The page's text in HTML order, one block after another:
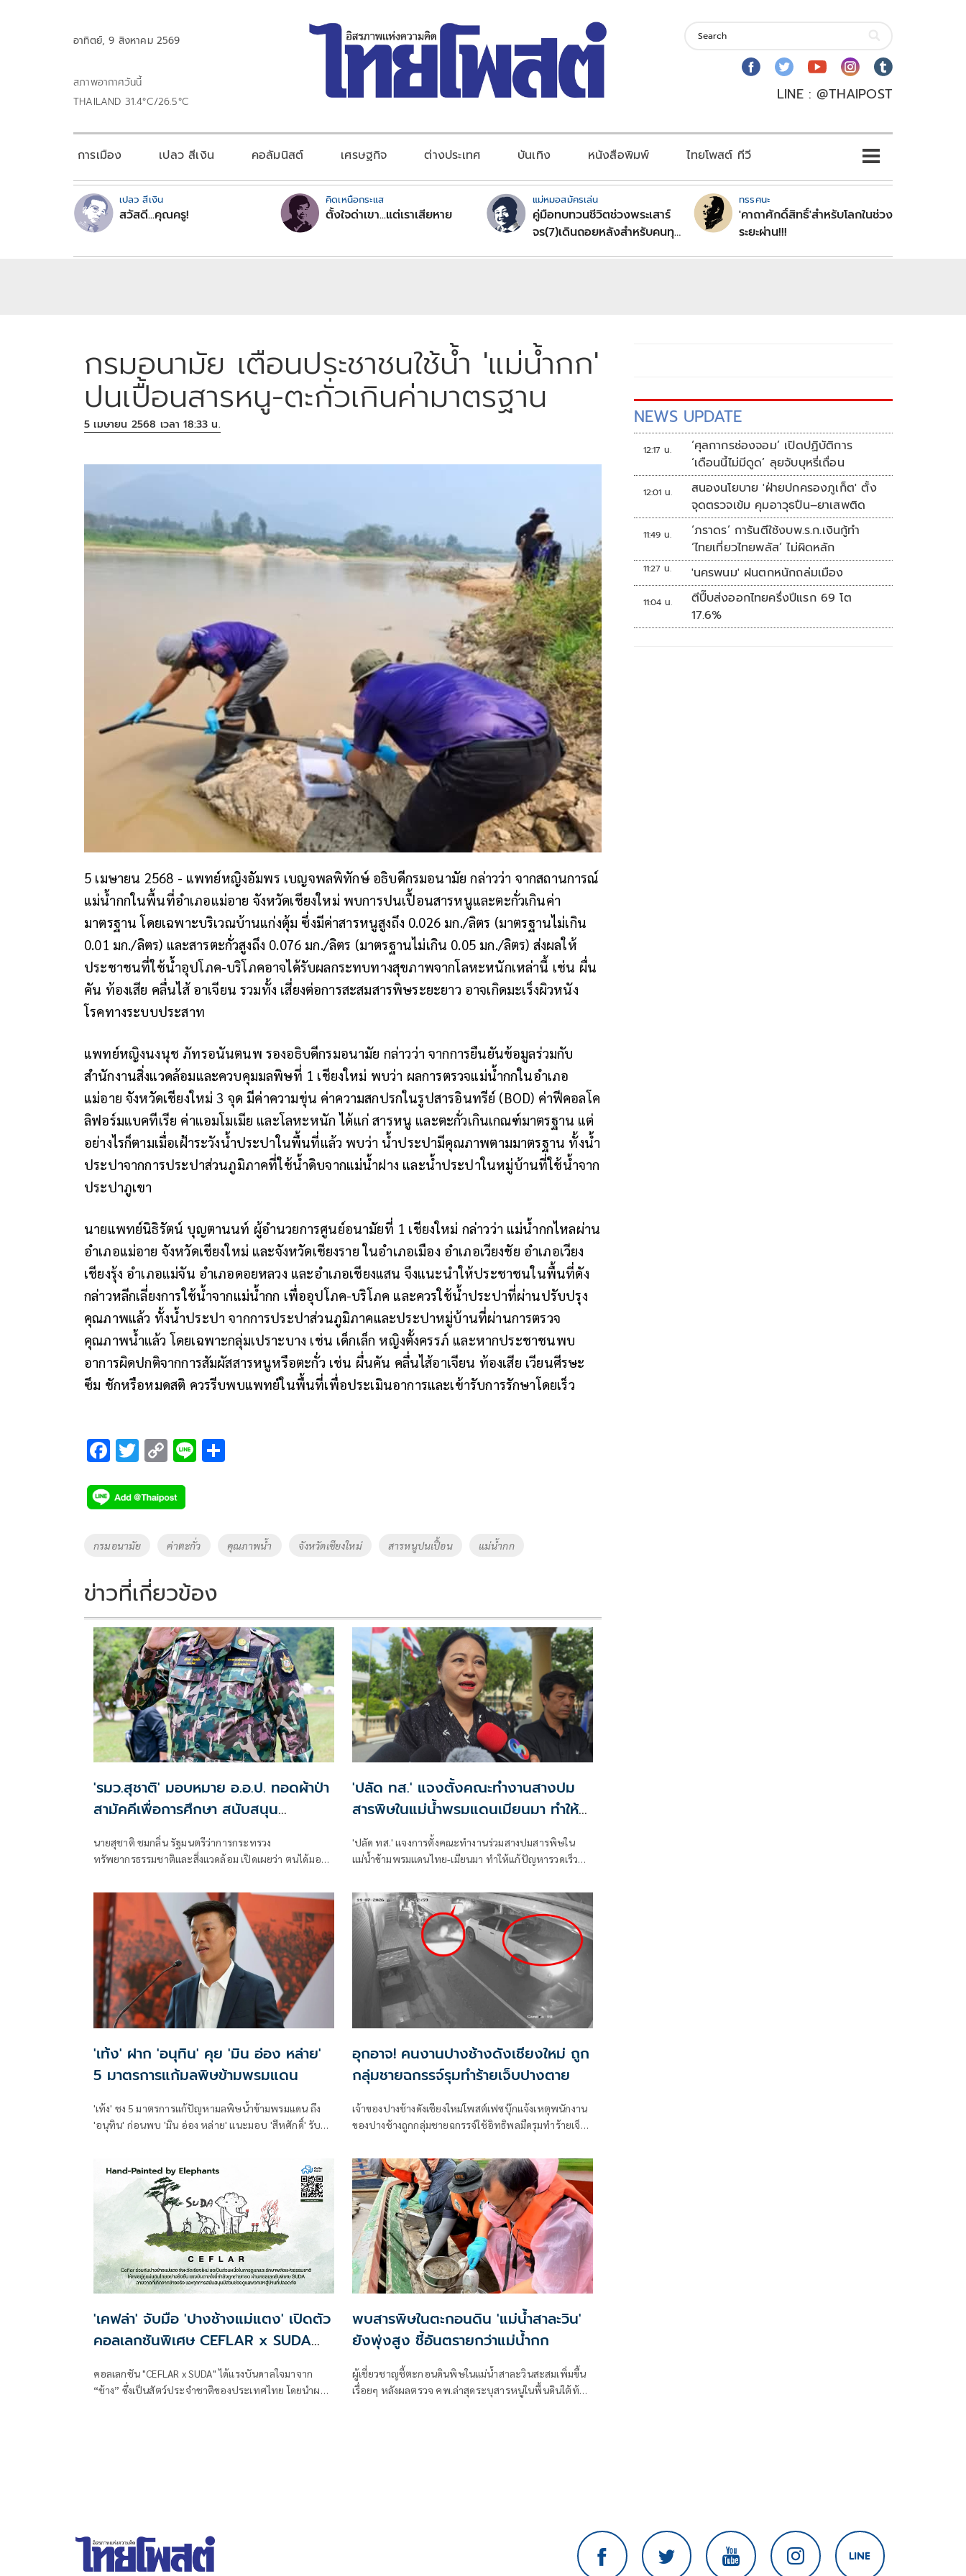
อาทิตย์, 9 สิงหาคม 2569
สภาพอากาศวันนี้
THAILAND 31.4°C/26.5°C
LINE : @THAIPOST
การเมือง เปลว สีเงิน คอลัมนิสต์ เศรษฐกิจ ต่างประเทศ บันเทิง หนังสือพิมพ์ ไทยโพสต์ ทีวี
เปลว สีเงิน
สวัสดี...คุณครู!
คิดเหนือกระแส
ตั้งใจด่าเขา...แต่เราเสียหาย
แม่หมอสมัครเล่น
คู่มือทบทวนชีวิตช่วงพระเสาร์
จร(7)เดินถอยหลังสำหรับคนทุก
ทรรศนะ
'คาถาศักดิ์สิทธิ์'สำหรับโลกในช่วง
ระยะผ่าน!!!
กรมอนามัย เตือนประชาชนใช้น้ำ 'แม่น้ำกก'
ปนเปื้อนสารหนู-ตะกั่วเกินค่ามาตรฐาน
5 เมษายน 2568 เวลา 18:33 น.
5 เมษายน 2568 - แพทย์หญิงอัมพร เบญจพลพิทักษ์ อธิบดีกรมอนามัย กล่าวว่า จากสถานการณ์
แม่น้ำกกในพื้นที่อำเภอแม่อาย จังหวัดเชียงใหม่ พบการปนเปื้อนสารหนูและตะกั่วเกินค่า
มาตรฐาน โดยเฉพาะบริเวณบ้านแก่งตุ้ม ซึ่งมีค่าสารหนูสูงถึง 0.026 มก./ลิตร (มาตรฐานไม่เกิน
0.01 มก./ลิตร) และสารตะกั่วสูงถึง 0.076 มก./ลิตร (มาตรฐานไม่เกิน 0.05 มก./ลิตร) ส่งผลให้
ประชาชนที่ใช้น้ำอุปโภค-บริโภคอาจได้รับผลกระทบทางสุขภาพจากโลหะหนักเหล่านี้ เช่น ผื่น
คัน ท้องเสีย คลื่นไส้ อาเจียน รวมทั้ง เสี่ยงต่อการสะสมสารพิษระยะยาว อาจเกิดมะเร็งผิวหนัง
โรคทางระบบประสาท
แพทย์หญิงนงนุช ภัทรอนันตนพ รองอธิบดีกรมอนามัย กล่าวว่า จากการยืนยันข้อมูลร่วมกับ
สำนักงานสิ่งแวดล้อมและควบคุมมลพิษที่ 1 เชียงใหม่ พบว่า ผลการตรวจแม่น้ำกกในอำเภอ
แม่อาย จังหวัดเชียงใหม่ 3 จุด มีค่าความขุ่น ค่าความสกปรกในรูปสารอินทรีย์ (BOD) ค่าฟีคอลโค
ลิฟอร์มแบคทีเรีย ค่าแอมโมเมีย และโลหะหนัก ได้แก่ สารหนู และตะกั่วเกินเกณฑ์มาตรฐาน แต่
อย่างไรก็ตามเมื่อเฝ้าระวังน้ำประปาในพื้นที่แล้ว พบว่า น้ำประปามีคุณภาพตามมาตรฐาน ทั้งน้ำ
ประปาจากการประปาส่วนภูมิภาคที่ใช้น้ำดิบจากแม่น้ำฝาง และน้ำประปาในหมู่บ้านที่ใช้น้ำจาก
ประปาภูเขา
นายแพทย์นิธิรัตน์ บุญตานนท์ ผู้อำนวยการศูนย์อนามัยที่ 1 เชียงใหม่ กล่าวว่า แม่น้ำกกไหลผ่าน
อำเภอแม่อาย จังหวัดเชียงใหม่ และจังหวัดเชียงราย ในอำเภอเมือง อำเภอเวียงชัย อำเภอเวียง
เชียงรุ้ง อำเภอแม่จัน อำเภอดอยหลวง และอำเภอเชียงแสน จึงแนะนำให้ประชาชนในพื้นที่ดัง
กล่าวหลีกเลี่ยงการใช้น้ำจากแม่น้ำกก เพื่ออุปโภค-บริโภค และควรใช้น้ำประปาที่ผ่านปรับปรุง
คุณภาพแล้ว ทั้งน้ำประปา จากการประปาส่วนภูมิภาคและประปาหมู่บ้านที่ผ่านการตรวจ
คุณภาพน้ำแล้ว โดยเฉพาะกลุ่มเปราะบาง เช่น เด็กเล็ก หญิงตั้งครรภ์ และหากประชาชนพบ
อาการผิดปกติจากการสัมผัสสารหนูหรือตะกั่ว เช่น ผื่นคัน คลื่นไส้อาเจียน ท้องเสีย เวียนศีรษะ
ซึม ชักหรือหมดสติ ควรรีบพบแพทย์ในพื้นที่เพื่อประเมินอาการและเข้ารับการรักษาโดยเร็ว
F
e
b
o
k
T
tt
er
C
p
y
Li
k
Li
Tags
กรมอนามัย ค่าตะกั่ว คุณภาพน้ำ จังหวัดเชียงใหม่ สารหนูปนเปื้อน แม่น้ำกก
ข่าวที่เกี่ยวข้อง
'รมว.สุชาติ' มอบหมาย อ.อ.ป. ทอดผ้าป่า
สามัคคีเพื่อการศึกษา สนับสนุน
คอมพิวเตอร์ 22 เครื่อง เติมโอกาสเด็ก
โรงเรียนบ้านกิ่วลม จ.เชียงใหม่
นายสุชาติ ชมกลิ่น รัฐมนตรีว่าการกระทรวง
ทรัพยากรธรรมชาติและสิ่งแวดล้อม เปิดเผยว่า ตนได้มอบ
“พิธีทอดผ้าป่าสามัคคีเพื่อการศึกษา กระทรวง
ทรัพยากรธรรมชาติและสิ่งแวดล้อม” ณ โรงเรียนบ้านกิ่วลม
ตำบลบ่อหลวง อำเภอฮอด จังหวัดเชียงใหม่ เพื่อสนับสนุน
การศึกษาและเพิ่มโอกาสให้กับเด็กและเยาวชนในพื้นที่
โดยสนับสนุนคอมพิวเตอร์ จำนวน 22 เครื่อง สำหรับใช้ใน
การเรียนการสอนและส่งเสริมทักษะด้านเทคโนโลยี
สารสนเทศ
'ปลัด ทส.' แจงตั้งคณะทำงานสางปม
สารพิษในแม่น้ำพรมแดนเมียนมา ทำให้
แก้ปัญหารวดเร็ว
'ปลัด ทส.' แจงการตั้งคณะทำงานร่วมสางปมสารพิษใน
แม่น้ำข้ามพรมแดนไทย-เมียนมา ทำให้แก้ปัญหารวดเร็ว
'เท้ง' ฝาก 'อนุทิน' คุย 'มิน อ่อง หล่าย'
5 มาตรการแก้มลพิษข้ามพรมแดน
'เท้ง' ชง 5 มาตรการแก้ปัญหามลพิษน้ำข้ามพรมแดน ถึง
'อนุทิน' ก่อนพบ 'มิน อ่อง หล่าย' แนะมอบ 'สีหศักดิ์' รับผิด
อุกอาจ! คนงานปางช้างดังเชียงใหม่ ถูก
กลุ่มชายฉกรรจ์รุมทำร้ายเจ็บปางตาย
เจ้าของปางช้างดังเชียงใหม่โพสต์เฟซบุ๊กแจ้งเหตุพนักงาน
ของปางช้างถูกกลุ่มชายฉกรรจ์ใช้อิทธิพลมืดรุมทำร้ายเจ็บ
ก่อเหตุเกิดบ่อยจนชาวบ้านผวา
'เคฟล่า' จับมือ 'ปางช้างแม่แตง' เปิดตัว
คอลเลกชันพิเศษ CEFLAR x SUDA
สมทบทุนสร้างโรงพยาบาลช้างเชียงใหม่
คอลเลกชัน "CEFLAR x SUDA" ได้แรงบันดาลใจมาจาก
“ช้าง” ซึ่งเป็นสัตว์ประจำชาติของประเทศไทย โดยนำผล
พบสารพิษในตะกอนดิน 'แม่น้ำสาละวิน'
ยังพุ่งสูง ชี้อันตรายกว่าแม่น้ำกก
ผู้เชี่ยวชาญชี้ตะกอนดินพิษในแม่น้ำสาละวินสะสมเพิ่มขึ้น
เรื่อยๆ หลังผลตรวจ คพ.ล่าสุดระบุสารหนูในพื้นดินใต้ท้อง
NEWS UPDATE
12:17 น.
‘ศุลกากรช่องจอม’ เปิดปฏิบัติการ
‘เดือนนี้ไม่มีดูด’ ลุยจับบุหรี่เถื่อน
12:01 น.
สนองนโยบาย 'ฝ่ายปกครองภูเก็ต' ตั้ง
จุดตรวจเข้ม คุมอาวุธปืน–ยาเสพติด
11:49 น.
‘ภราดร’ การันตีใช้งบพ.ร.ก.เงินกู้ทำ
‘ไทยเที่ยวไทยพลัส’ ไม่ผิดหลัก
11:27 น. 'นครพนม' ฝนตกหนักถล่มเมือง
11:04 น.
ตีปี๊บส่งออกไทยครึ่งปีแรก 69 โต
17.6%